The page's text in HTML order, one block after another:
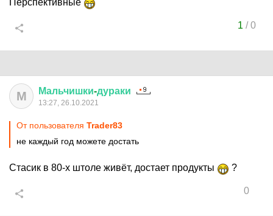
Перспективные
1 /0
М Мальчишки-дураки
13:27, 26.10.2021
От пользователя Trader83
не каждый год можете достать
Стасик в 80-х штоле живёт, достает продукты ?
0